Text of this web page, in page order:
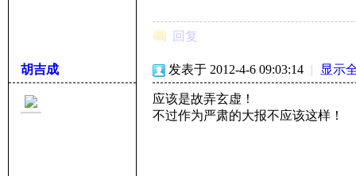
回复
胡吉成 发表于 2012-4-6 09:03:14 | 显示
应该是故弄玄虚！
不过作为严肃的大报不应该这样！